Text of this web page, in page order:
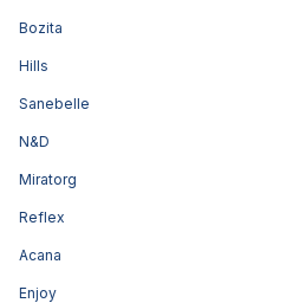
Bozita
Hills
Sanebelle
N&D
Miratorg
Reflex
Acana
Enjoy